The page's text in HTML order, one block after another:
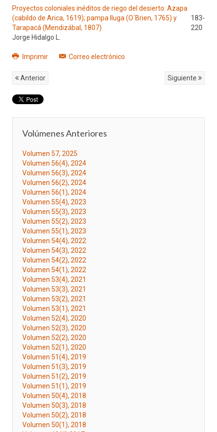
Proyectos coloniales inéditos de riego del desierto: Azapa
(cabildo de Arica, 1619); pampa Iluga (O´Brien, 1765) y
Tarapacá (Mendizábal, 1807)
183-
220
Jorge Hidalgo L.
Imprimir Correo electrónico
Anterior Siguiente
Volúmenes Anteriores
Volumen 57, 2025
Volumen 56(4), 2024
Volumen 56(3), 2024
Volumen 56(2), 2024
Volumen 56(1), 2024
Volumen 55(4), 2023
Volumen 55(3), 2023
Volumen 55(2), 2023
Volumen 55(1), 2023
Volumen 54(4), 2022
Volumen 54(3), 2022
Volumen 54(2), 2022
Volumen 54(1), 2022
Volumen 53(4), 2021
Volumen 53(3), 2021
Volumen 53(2), 2021
Volumen 53(1), 2021
Volumen 52(4), 2020
Volumen 52(3), 2020
Volumen 52(2), 2020
Volumen 52(1), 2020
Volumen 51(4), 2019
Volumen 51(3), 2019
Volumen 51(2), 2019
Volumen 51(1), 2019
Volumen 50(4), 2018
Volumen 50(3), 2018
Volumen 50(2), 2018
Volumen 50(1), 2018